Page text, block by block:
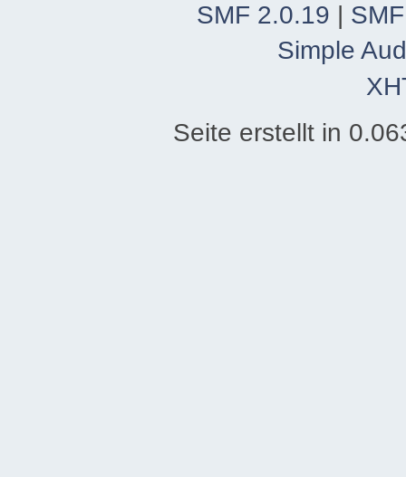
SMF 2.0.19 |
Simple
Seite erstellt in